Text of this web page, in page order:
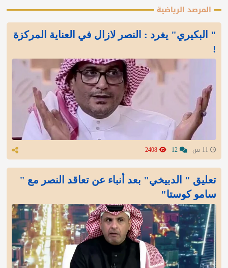
المرصد الرياضية
" البكيري" يغرد : النصر لازال في العناية المركزة
!
تعليق " الدبيخي" بعد أنباء عن تعاقد النصر مع "
سامو كوستا"